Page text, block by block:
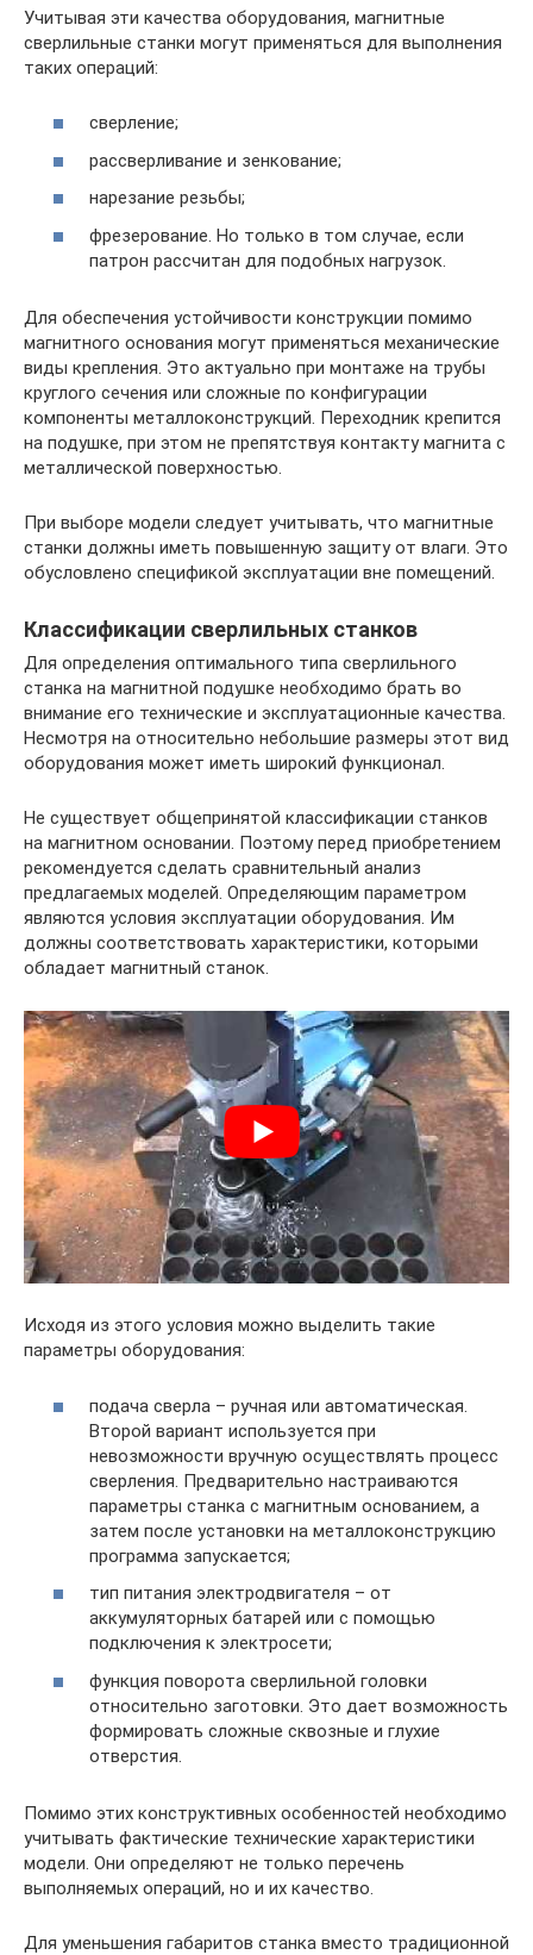
Учитывая эти качества оборудования, магнитные
сверлильные станки могут применяться для выполнения
таких операций:
сверление;
рассверливание и зенкование;
нарезание резьбы;
фрезерование. Но только в том случае, если
патрон рассчитан для подобных нагрузок.
Для обеспечения устойчивости конструкции помимо
магнитного основания могут применяться механические
виды крепления. Это актуально при монтаже на трубы
круглого сечения или сложные по конфигурации
компоненты металлоконструкций. Переходник крепится
на подушке, при этом не препятствуя контакту магнита с
металлической поверхностью.
При выборе модели следует учитывать, что магнитные
станки должны иметь повышенную защиту от влаги. Это
обусловлено спецификой эксплуатации вне помещений.
Классификации сверлильных станков
Для определения оптимального типа сверлильного
станка на магнитной подушке необходимо брать во
внимание его технические и эксплуатационные качества.
Несмотря на относительно небольшие размеры этот вид
оборудования может иметь широкий функционал.
Не существует общепринятой классификации станков
на магнитном основании. Поэтому перед приобретением
рекомендуется сделать сравнительный анализ
предлагаемых моделей. Определяющим параметром
являются условия эксплуатации оборудования. Им
должны соответствовать характеристики, которыми
обладает магнитный станок.
Исходя из этого условия можно выделить такие
параметры оборудования:
подача сверла – ручная или автоматическая.
Второй вариант используется при
невозможности вручную осуществлять процесс
сверления. Предварительно настраиваются
параметры станка с магнитным основанием, а
затем после установки на металлоконструкцию
программа запускается;
тип питания электродвигателя – от
аккумуляторных батарей или с помощью
подключения к электросети;
функция поворота сверлильной головки
относительно заготовки. Это дает возможность
формировать сложные сквозные и глухие
отверстия.
Помимо этих конструктивных особенностей необходимо
учитывать фактические технические характеристики
модели. Они определяют не только перечень
выполняемых операций, но и их качество.
Для уменьшения габаритов станка вместо традиционной